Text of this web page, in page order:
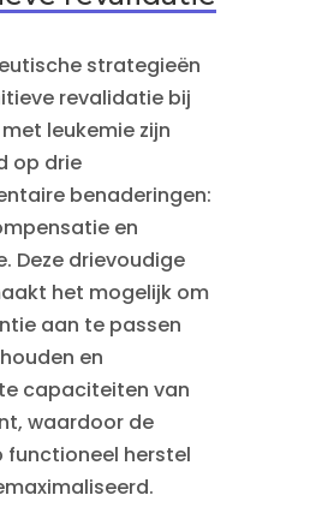
strategieën
revalidatie bij
leukemie zijn
op drie
benaderingen:
en
Deze drievoudige
het mogelijk om
aan te passen
en
capaciteiten van
waardoor de
functioneel herstel